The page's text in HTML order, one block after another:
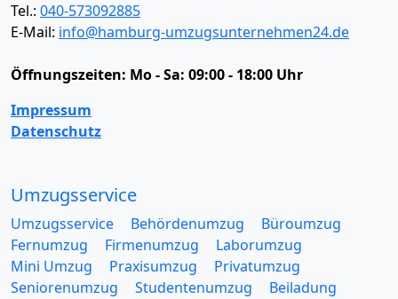
Tel.: 040-573092885
E-Mail: info@hamburg-umzugsunternehmen24.de
Öffnungszeiten: Mo - Sa: 09:00 - 18:00 Uhr
Impressum
Datenschutz
Umzugsservice
Umzugsservice Behördenumzug
Büroumzug
Fernumzug
Firmenumzug
Laborumzug
Mini Umzug
Praxisumzug
Privatumzug
Seniorenumzug
Studentenumzug
Beiladung